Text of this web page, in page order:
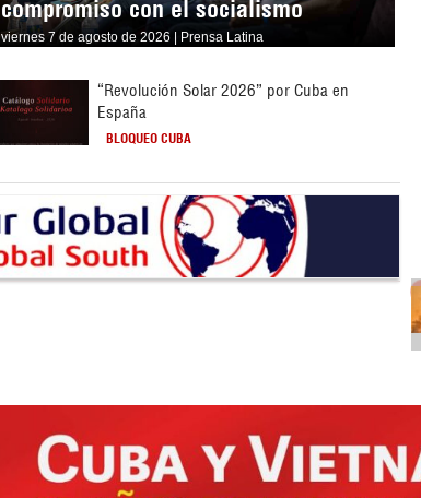
compromiso con el socialismo
viernes 7 de agosto de 2026 | Prensa Latina
“Revolución Solar 2026” por Cuba en
España
BLOQUEO CUBA